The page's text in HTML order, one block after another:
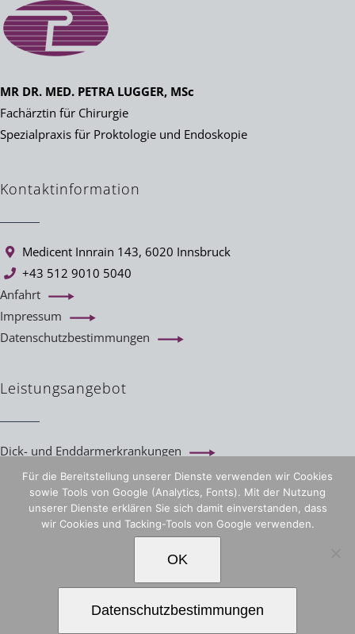
MR DR. MED. PETRA LUGGER, MSc
Fachärztin für Chirurgie
Spezialpraxis für Proktologie und Endoskopie
Kontaktinformation
Medicent Innrain 143, 6020 Innsbruck
+43 512 9010 5040
Anfahrt
Impressum
Datenschutzbestimmungen
Leistungsangebot
Dick- und Enddarmerkrankungen
Magen- und Darmspiegelung
Vorsorgekoloskopie
Magenballon
Reizdarm und Unverträglichkeiten
Für die Bereitstellung unserer Dienste verwenden wir Cookies
sowie Tools von Google (Analytics, Fonts). Mit der Nutzung
unserer Dienste erklären Sie sich damit einverstanden, dass
wir Cookies und Tacking-Tools von Google verwenden.
OK
Datenschutzbestimmungen